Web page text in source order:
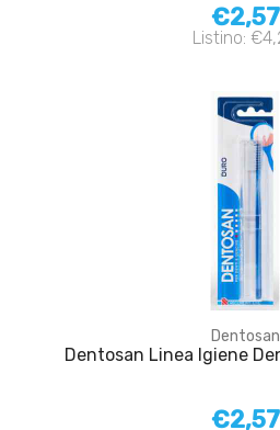
€2,57
Listino:
Dentosan
Dentosan Linea Igiene
€2,57